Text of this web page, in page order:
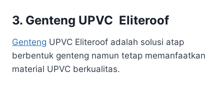
3. Genteng UPVC Eliteroof
Genteng UPVC Eliteroof adalah solusi atap
berbentuk genteng namun tetap memanfaatkan
material UPVC berkualitas.